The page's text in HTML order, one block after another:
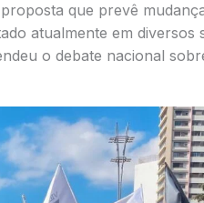
que prevê
atualmente em diversos
o debate nacional